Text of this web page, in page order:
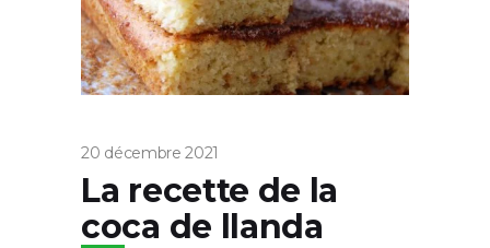
20 décembre 2021
La recette de la
coca de llanda